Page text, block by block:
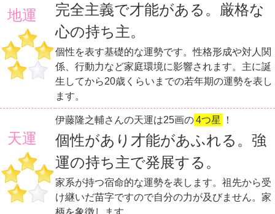
地運
完全主義で才能がある。厳格な
心の持ち主。
個性を表す基礎的な運勢です。性格形成や対人関
係、行動力など家庭環境に影響されます。主に誕
生してから20歳くらいまでの若年期の運勢を表し
ます。
天運
伊藤隆之輔さんの天運は25画の4つ星 ！
個性があり才能があふれる。強
運の持ち主で発展する。
家系が持つ宿命的な運勢を表します。祖先から受
け継いだ苗字ですので自分の力が及びません。家
柄を象徴します。